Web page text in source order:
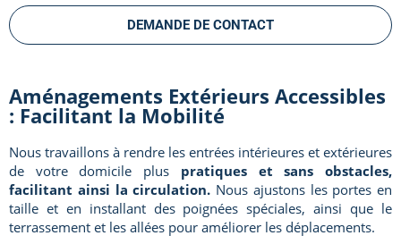
DEMANDE DE CONTACT
Aménagements Extérieurs Accessibles
: Facilitant la Mobilité
Nous travaillons à rendre les entrées intérieures et extérieures
de votre domicile plus pratiques et sans obstacles,
facilitant ainsi la circulation. Nous ajustons les portes en
taille et en installant des poignées spéciales, ainsi que le
terrassement et les allées pour améliorer les déplacements.